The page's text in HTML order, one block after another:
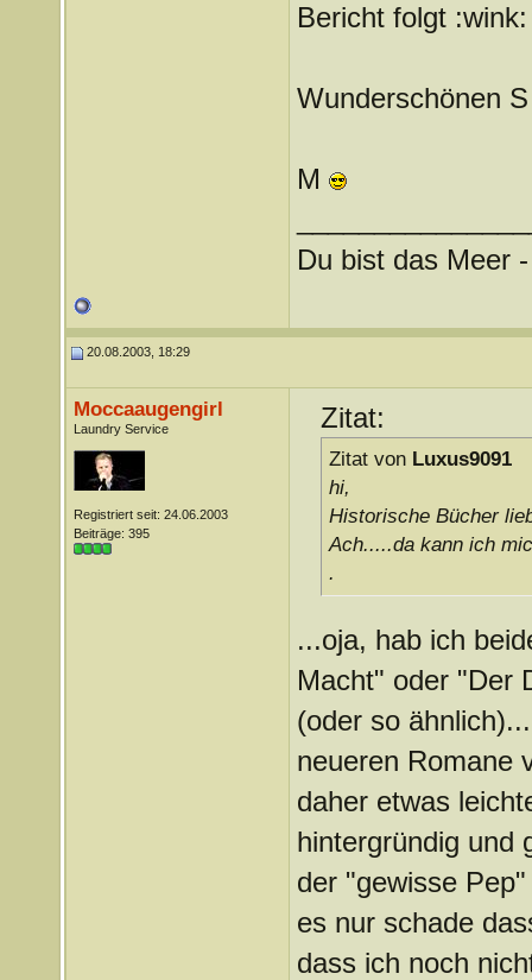
Bericht folgt :wink:
Wunderschönen
M
Du bist das Meer
20.08.2003, 18:29
Moccaaugengirl
Laundry Service
Registriert seit: 24.06.2003
Beiträge: 395
Zitat:
Zitat von Luxus9091
hi,
Historische Bücher
Ach.....da kann ich
.
...oja, hab ich
Macht" oder "Der
(oder so
neueren Romane
daher etwas
hintergründig und
der "gewisse
es nur schade
dass ich noch